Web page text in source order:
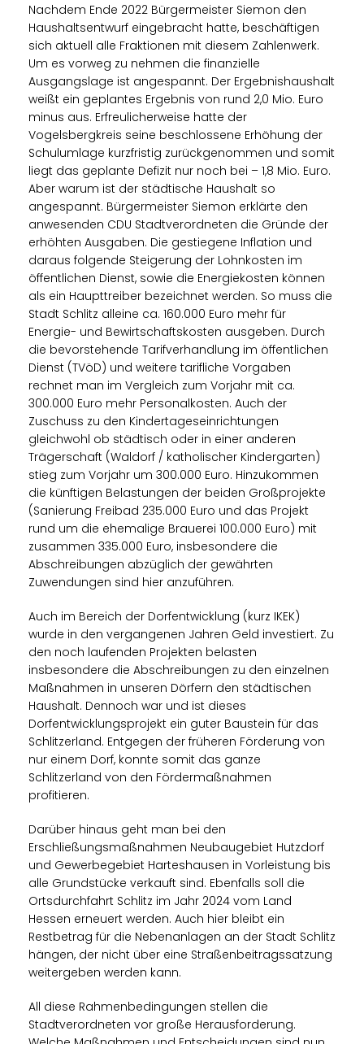
Nachdem Ende 2022 Bürgermeister Siemon den
Haushaltsentwurf eingebracht hatte, beschäftigen
sich aktuell alle Fraktionen mit diesem Zahlenwerk.
Um es vorweg zu nehmen die finanzielle
Ausgangslage ist angespannt. Der Ergebnishaushalt
weißt ein geplantes Ergebnis von rund 2,0 Mio. Euro
minus aus. Erfreulicherweise hatte der
Vogelsbergkreis seine beschlossene Erhöhung der
Schulumlage kurzfristig zurückgenommen und somit
liegt das geplante Defizit nur noch bei – 1,8 Mio. Euro.
Aber warum ist der städtische Haushalt so
angespannt. Bürgermeister Siemon erklärte den
anwesenden CDU Stadtverordneten die Gründe der
erhöhten Ausgaben. Die gestiegene Inflation und
daraus folgende Steigerung der Lohnkosten im
öffentlichen Dienst, sowie die Energiekosten können
als ein Haupttreiber bezeichnet werden. So muss die
Stadt Schlitz alleine ca. 160.000 Euro mehr für
Energie- und Bewirtschaftskosten ausgeben. Durch
die bevorstehende Tarifverhandlung im öffentlichen
Dienst (TVöD) und weitere tarifliche Vorgaben
rechnet man im Vergleich zum Vorjahr mit ca.
300.000 Euro mehr Personalkosten. Auch der
Zuschuss zu den Kindertageseinrichtungen
gleichwohl ob städtisch oder in einer anderen
Trägerschaft (Waldorf / katholischer Kindergarten)
stieg zum Vorjahr um 300.000 Euro. Hinzukommen
die künftigen Belastungen der beiden Großprojekte
(Sanierung Freibad 235.000 Euro und das Projekt
rund um die ehemalige Brauerei 100.000 Euro) mit
zusammen 335.000 Euro, insbesondere die
Abschreibungen abzüglich der gewährten
Zuwendungen sind hier anzuführen.
Auch im Bereich der Dorfentwicklung (kurz IKEK)
wurde in den vergangenen Jahren Geld investiert. Zu
den noch laufenden Projekten belasten
insbesondere die Abschreibungen zu den einzelnen
Maßnahmen in unseren Dörfern den städtischen
Haushalt. Dennoch war und ist dieses
Dorfentwicklungsprojekt ein guter Baustein für das
Schlitzerland. Entgegen der früheren Förderung von
nur einem Dorf, konnte somit das ganze
Schlitzerland von den Fördermaßnahmen
profitieren.
Darüber hinaus geht man bei den
Erschließungsmaßnahmen Neubaugebiet Hutzdorf
und Gewerbegebiet Harteshausen in Vorleistung bis
alle Grundstücke verkauft sind. Ebenfalls soll die
Ortsdurchfahrt Schlitz im Jahr 2024 vom Land
Hessen erneuert werden. Auch hier bleibt ein
Restbetrag für die Nebenanlagen an der Stadt Schlitz
hängen, der nicht über eine Straßenbeitragssatzung
weitergeben werden kann.
All diese Rahmenbedingungen stellen die
Stadtverordneten vor große Herausforderung.